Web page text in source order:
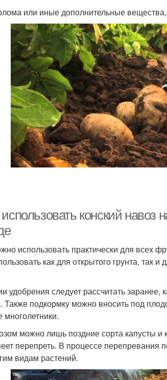
или иные дополнительные
конский навоз
использовать практически для всех
как для открытого грунта, так
удобрения следует рассчитать заранее,
Также подкормку можно вносить под
многолетники.
можно лишь поздние сорта капусты
перепреть. В процессе перепревания
видам растений.